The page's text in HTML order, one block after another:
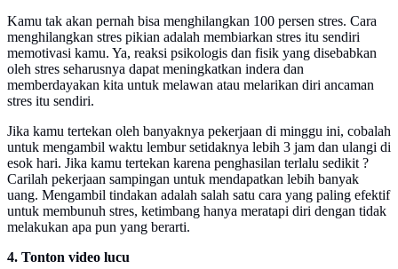
Kamu tak akan pernah bisa menghilangkan 100 persen stres. Cara
menghilangkan stres pikian adalah membiarkan stres itu sendiri
memotivasi kamu. Ya, reaksi psikologis dan fisik yang disebabkan
oleh stres seharusnya dapat meningkatkan indera dan
memberdayakan kita untuk melawan atau melarikan diri ancaman
stres itu sendiri.
Jika kamu tertekan oleh banyaknya pekerjaan di minggu ini, cobalah
untuk mengambil waktu lembur setidaknya lebih 3 jam dan ulangi di
esok hari. Jika kamu tertekan karena penghasilan terlalu sedikit ?
Carilah pekerjaan sampingan untuk mendapatkan lebih banyak
uang. Mengambil tindakan adalah salah satu cara yang paling efektif
untuk membunuh stres, ketimbang hanya meratapi diri dengan tidak
melakukan apa pun yang berarti.
4. Tonton video lucu